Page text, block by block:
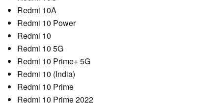
Redmi 10A
Redmi 10 Power
Redmi 10
Redmi 10 5G
Redmi 10 Prime+ 5G
Redmi 10 (India)
Redmi 10 Prime
Redmi 10 Prime 2022